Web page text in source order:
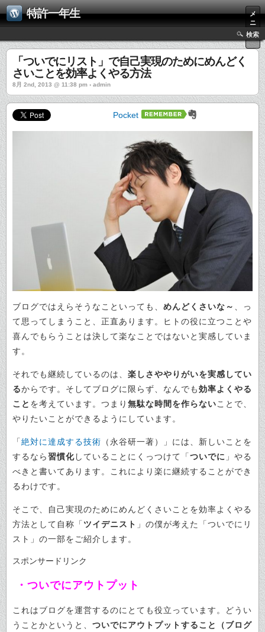
特許一年生
メ
ニ
ュ
ー
検索
「ついでにリスト」で自己実現のためにめんどく
さいことを効率よくやる方法
8月 2nd, 2013 @ 11:38 pm › admin
Pocket
ブログではえらそうなこといっても、 めんどくさいな～ 、っ
て思ってしまうこと、正直あります。ヒトの役に立つことや
喜んでもらうことは決して楽なことではないと実感していま
す。
それでも継続しているのは、 楽しさややりがいを実感してい
るからです。そしてブログに限らず、なんでも効率よくやる
こと を考えています。つまり 無駄な時間を作らないことで、
やりたいことができるようにしています。
「絶対に達成する技術 （永谷研一著）」には、新しいことを
するなら習慣化していることにくっつけて「ついでに 」やる
べきと書いてあります。これにより楽に継続することができ
るわけです。
そこで、自己実現のためにめんどくさいことを効率よくやる
方法として自称「 ツイデニスト 」の僕が考えた「ついでにリ
スト」の一部をご紹介します。
スポンサードリンク
・ついでにアウトプット
これはブログを運営するのにとても役立っています。どうい
うことかというと、 ついでにアウトプットすること（ブログ